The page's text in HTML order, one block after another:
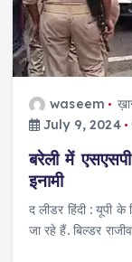
waseem
July 9, 2024
बरेली में
इनामी
द लीडर हिंदी : यूपी
जा रहे हैं. बिल्डर